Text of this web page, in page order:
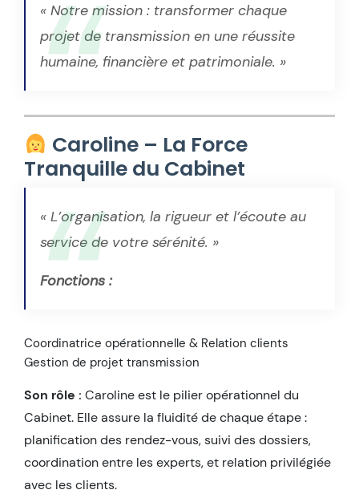
« Notre mission : transformer chaque
projet de transmission en une réussite
humaine, financière et patrimoniale. »
Caroline – La Force
Tranquille du Cabinet
« L’organisation, la rigueur et l’écoute au
service de votre sérénité. »
Fonctions :
Coordinatrice opérationnelle & Relation clients
Gestion de projet transmission
Son rôle : Caroline est le pilier opérationnel du
Cabinet. Elle assure la fluidité de chaque étape :
planification des rendez-vous, suivi des dossiers,
coordination entre les experts, et relation privilégiée
avec les clients.